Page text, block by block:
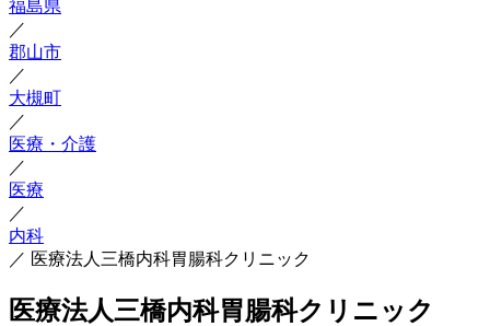
福島県
／
郡山市
／
大槻町
／
医療・介護
／
医療
／
内科
／ 医療法人三橋内科胃腸科クリニック
医療法人三橋内科胃腸科クリニック